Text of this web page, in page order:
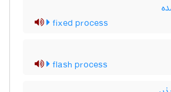
fixed process
flash process